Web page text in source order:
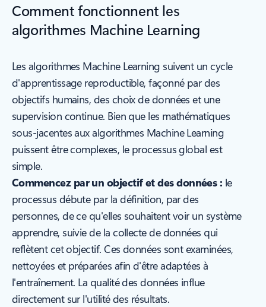
Comment fonctionnent les
algorithmes Machine Learning
Les algorithmes Machine Learning suivent un cycle
d'apprentissage reproductible, façonné par des
objectifs humains, des choix de données et une
supervision continue. Bien que les mathématiques
sous-jacentes aux algorithmes Machine Learning
puissent être complexes, le processus global est
simple.
Commencez par un objectif et des données : le
processus débute par la définition, par des
personnes, de ce qu'elles souhaitent voir un système
apprendre, suivie de la collecte de données qui
reflètent cet objectif. Ces données sont examinées,
nettoyées et préparées afin d'être adaptées à
l'entraînement. La qualité des données influe
directement sur l'utilité des résultats.